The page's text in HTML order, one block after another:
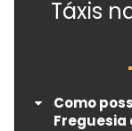
Táxis
Como
Freguesia